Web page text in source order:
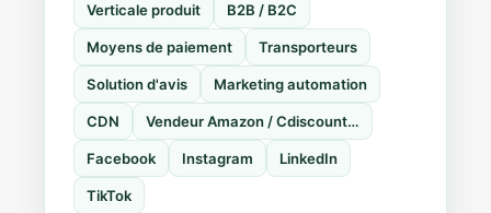
Verticale produit B2B / B2C
Moyens de paiement Transporteurs
Solution d'avis Marketing automation
CDN Vendeur Amazon / Cdiscount…
Facebook Instagram LinkedIn
TikTok